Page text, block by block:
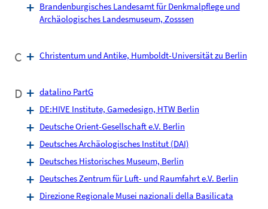
Brandenburgisches Landesamt für Denkmalpflege und
Archäologisches Landesmuseum, Zosssen
C Christentum und Antike, Humboldt-Universität zu Berlin
D
datalino PartG
DE:HIVE Institute, Game­design, HTW Berlin
Deutsche Orient-Gesellschaft e.V. Berlin
Deutsches Archäologisches Institut (DAI)
Deutsches Historisches Museum, Berlin
Deutsches Zentrum für Luft- und Raumfahrt e.V. Berlin
Direzione Regionale Musei nazionali della Basilicata